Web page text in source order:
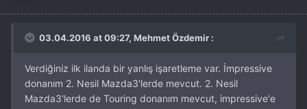
03.04.2016 at 09:27, Mehmet Özdemir :
Verdiğiniz ilk ilanda bir yanlış işaretleme var. İmpressive
donanım 2. Nesil Mazda3'lerde mevcut. 2. Nesil
Mazda3'lerde de Touring donanım mevcut, impressive'e